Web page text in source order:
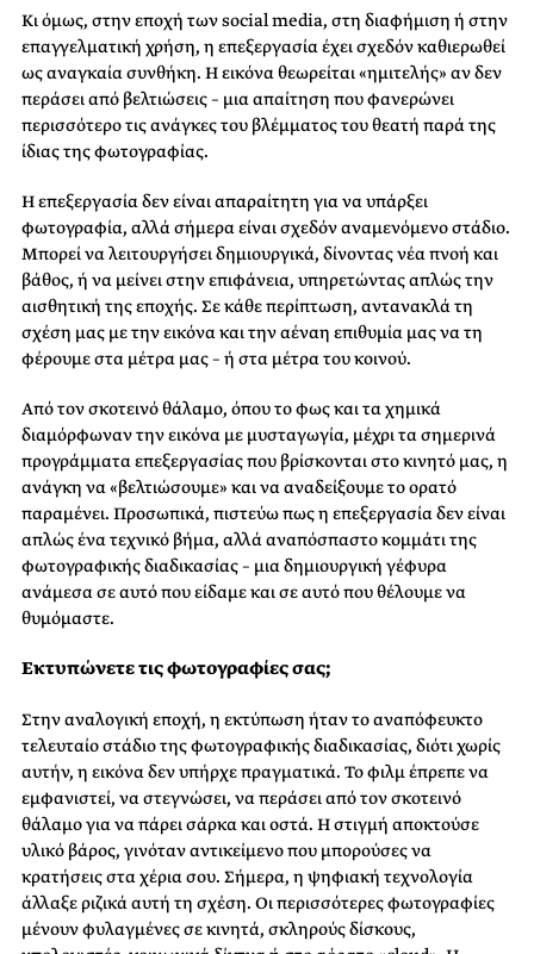
Κι όμως, στην εποχή των social media, στη διαφήμιση ή στην
επαγγελματική χρήση, η επεξεργασία έχει σχεδόν καθιερωθεί
ως αναγκαία συνθήκη. Η εικόνα θεωρείται «ημιτελής» αν δεν
περάσει από βελτιώσεις – μια απαίτηση που φανερώνει
περισσότερο τις ανάγκες του βλέμματος του θεατή παρά της
ίδιας της φωτογραφίας.
Η επεξεργασία δεν είναι απαραίτητη για να υπάρξει
φωτογραφία, αλλά σήμερα είναι σχεδόν αναμενόμενο στάδιο.
Μπορεί να λειτουργήσει δημιουργικά, δίνοντας νέα πνοή και
βάθος, ή να μείνει στην επιφάνεια, υπηρετώντας απλώς την
αισθητική της εποχής. Σε κάθε περίπτωση, αντανακλά τη
σχέση μας με την εικόνα και την αέναη επιθυμία μας να τη
φέρουμε στα μέτρα μας – ή στα μέτρα του κοινού.
Από τον σκοτεινό θάλαμο, όπου το φως και τα χημικά
διαμόρφωναν την εικόνα με μυσταγωγία, μέχρι τα σημερινά
προγράμματα επεξεργασίας που βρίσκονται στο κινητό μας, η
ανάγκη να «βελτιώσουμε» και να αναδείξουμε το ορατό
παραμένει. Προσωπικά, πιστεύω πως η επεξεργασία δεν είναι
απλώς ένα τεχνικό βήμα, αλλά αναπόσπαστο κομμάτι της
φωτογραφικής διαδικασίας – μια δημιουργική γέφυρα
ανάμεσα σε αυτό που είδαμε και σε αυτό που θέλουμε να
θυμόμαστε.
Εκτυπώνετε τις φωτογραφίες σας;
Στην αναλογική εποχή, η εκτύπωση ήταν το αναπόφευκτο
τελευταίο στάδιο της φωτογραφικής διαδικασίας, διότι χωρίς
αυτήν, η εικόνα δεν υπήρχε πραγματικά. Το φιλμ έπρεπε να
εμφανιστεί, να στεγνώσει, να περάσει από τον σκοτεινό
θάλαμο για να πάρει σάρκα και οστά. Η στιγμή αποκτούσε
υλικό βάρος, γινόταν αντικείμενο που μπορούσες να
κρατήσεις στα χέρια σου. Σήμερα, η ψηφιακή τεχνολογία
άλλαξε ριζικά αυτή τη σχέση. Οι περισσότερες φωτογραφίες
μένουν φυλαγμένες σε κινητά, σκληρούς δίσκους,